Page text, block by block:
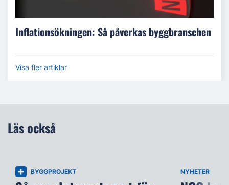
Inflationsökningen: Så påverkas byggbranschen
Visa fler artiklar
Läs också
BYGGPROJEKT NYHETER